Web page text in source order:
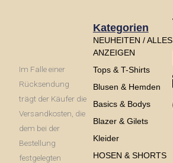
Im Falle einer
Rücksendung
trägt der Käufer die
Versandkosten, die
dem bei der
Bestellung
festgelegten
Kategorien
NEUHEITEN / ALLES
ANZEIGEN
Tops & T-Shirts
Blusen & Hemden
Basics & Bodys
Blazer & Gilets
Kleider
HOSEN & SHORTS